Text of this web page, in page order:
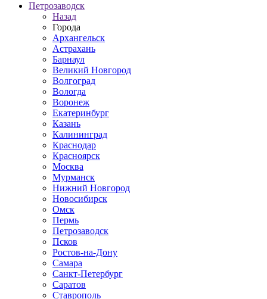
Петрозаводск
Назад
Города
Архангельск
Астрахань
Барнаул
Великий Новгород
Волгоград
Вологда
Воронеж
Екатеринбург
Казань
Калининград
Краснодар
Красноярск
Москва
Мурманск
Нижний Новгород
Новосибирск
Омск
Пермь
Петрозаводск
Псков
Ростов-на-Дону
Самара
Санкт-Петербург
Саратов
Ставрополь